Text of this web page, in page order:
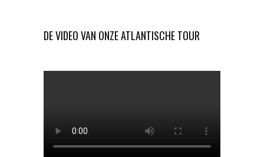
DE VIDEO VAN ONZE ATLANTISCHE TOUR